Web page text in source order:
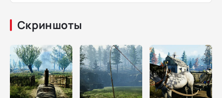
Скриншоты